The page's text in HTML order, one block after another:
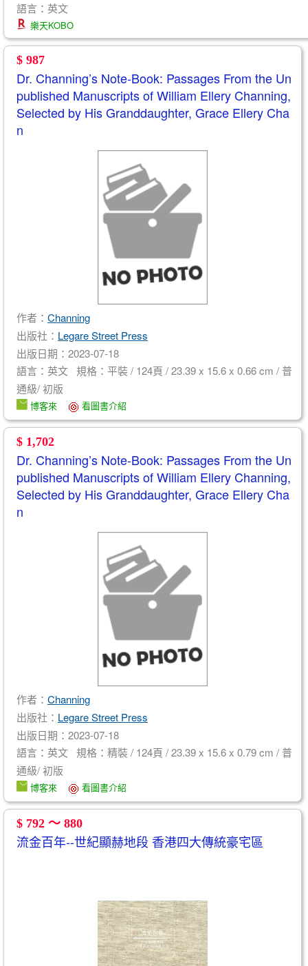
語言：英文
樂天KOBO
$ 987
Dr. Channing’s Note-Book: Passages From the Un
published Manuscripts of William Ellery Channing,
Selected by His Granddaughter, Grace Ellery Cha
n
作者： Channing
出版社： Legare Street Press
出版日期：2023-07-18
語言：英文 規格：平裝 / 124頁 / 23.39 x 15.6 x 0.66 cm / 普
通級/ 初版
博客來 看圖書介紹
$ 1,702
Dr. Channing’s Note-Book: Passages From the Un
published Manuscripts of William Ellery Channing,
Selected by His Granddaughter, Grace Ellery Cha
n
作者： Channing
出版社： Legare Street Press
出版日期：2023-07-18
語言：英文 規格：精裝 / 124頁 / 23.39 x 15.6 x 0.79 cm / 普
通級/ 初版
博客來 看圖書介紹
$ 792 ～ 880
流金百年--世紀顯赫地段 香港四大傳統豪宅區